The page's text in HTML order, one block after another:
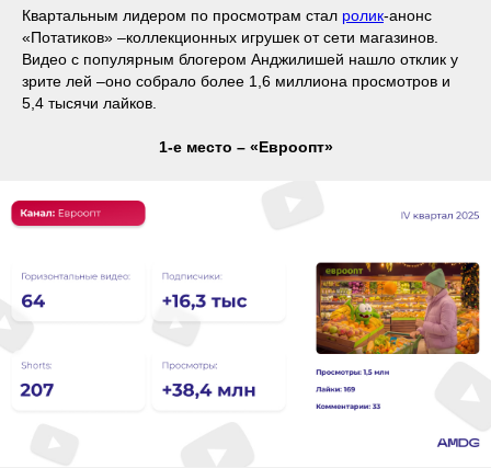
Квартальным лидером по просмотрам стал ролик-анонс
«Потатиков» –коллекционных игрушек от сети магазинов.
Видео с популярным блогером Анджилишей нашло отклик у
зрите лей –оно собрало более 1,6 миллиона просмотров и
5,4 тысячи лайков.
1-е место – «Евроопт»